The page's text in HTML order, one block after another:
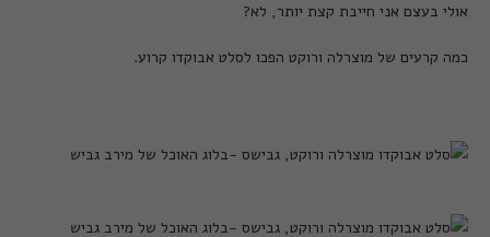
אולי בעצם אני חייבת קצת יותר, לא?
כמה קרעים של מוצרלה ורוקט הפכו לסלט אבוקדו קרוע.